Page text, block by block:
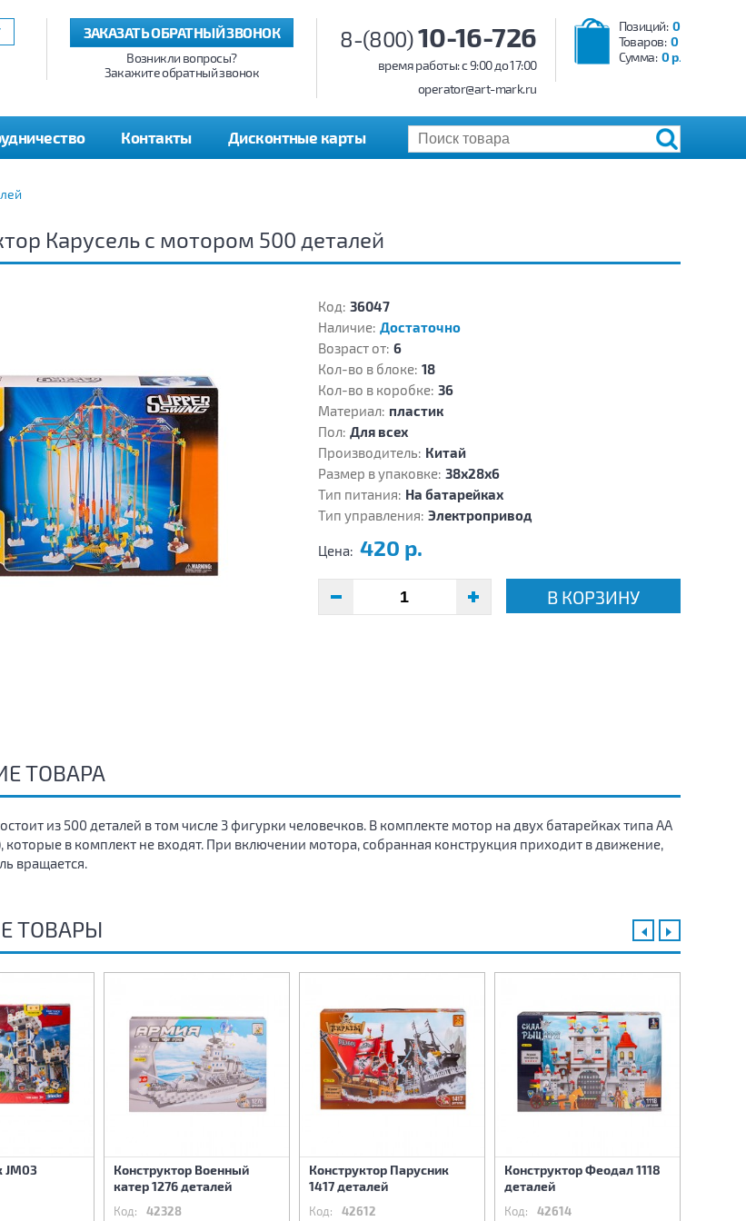
Позиций: 0
Товаров: 0
Сумма: 0 р.
8-(800)10-16-726
время работы: c 9:00 до 17:00
operator@art-mark.ru
ЗАКАЗАТЬ ОБРАТНЫЙ ЗВОНОК
Возникли вопросы?
Закажите обратный звонок
Контакты Дисконтные карты
Карусель с мотором 500 деталей
Код: 36047
Наличие: Достаточно
Возраст от: 6
Кол-во в блоке: 18
Кол-во в коробке: 36
Материал: пластик
Пол: Для всех
Производитель: Китай
Размер в упаковке: 38х28х6
Тип питания: На батарейках
Тип управления: Электропривод
Цена: 420 р.
В КОРЗИНУ
ТОВАРА
из 500 деталей в том числе 3 фигурки человечков. В комплекте мотор на двух батарейках типа АА
которые в комплект не входят. При включении мотора, собранная конструкция приходит в движение,
вращается.
ТОВАРЫ
JM03
Конструктор Военный
катер 1276 деталей
Код: 42328
Конструктор Парусник
1417 деталей
Код: 42612
Конструктор Феодал 1118
деталей
Код: 42614